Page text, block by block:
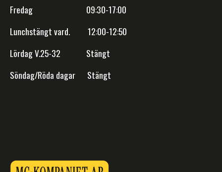
Fredag 09:30-17:00
Lunchstängt vard. 12:00-12:50
Lördag V.25-32 Stängt
Söndag/Röda dagar Stängt